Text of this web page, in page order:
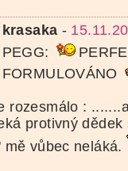
krasaka -
PEGG:
FORMULOVÁNO
rozesmálo :
protivný
mě vůbec neláká.